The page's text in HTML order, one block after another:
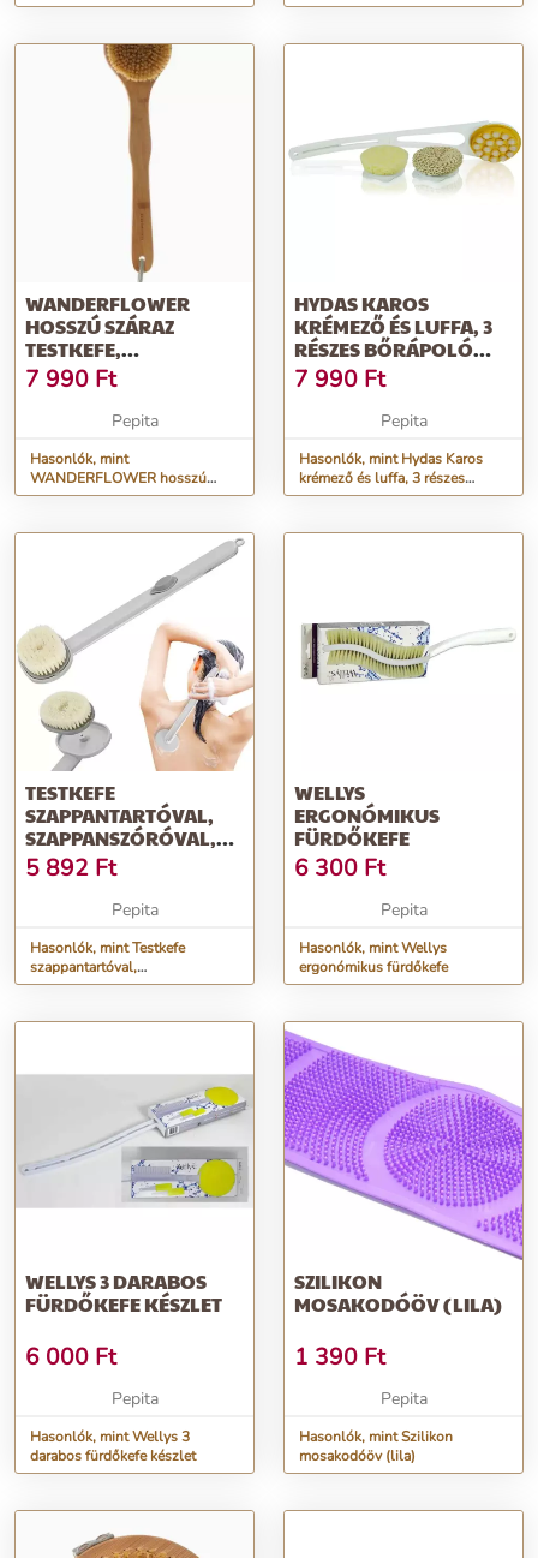
WANDERFLOWER
HOSSZÚ SZÁRAZ
TESTKEFE,
TERMÉSZETES
BAMBUSZFÁBÓL ÉS...
7 990 Ft
Pepita
Hasonlók, mint
WANDERFLOWER hosszú
száraz testkefe, természetes
HYDAS KAROS
KRÉMEZŐ ÉS LUFFA, 3
RÉSZES BŐRÁPOLÓ
SZETTEL (ÁPOLÓ, H...
7 990 Ft
Pepita
Hasonlók, mint Hydas Karos
krémező és luffa, 3 részes
bőrápoló szettel (ápoló, h...
TESTKEFE
SZAPPANTARTÓVAL,
SZAPPANSZÓRÓVAL,
LEVEHETŐ FEJJEL, 36
CM...
5 892 Ft
Pepita
Hasonlók, mint Testkefe
szappantartóval,
szappanszóróval, levehető
WELLYS
ERGONÓMIKUS
FÜRDŐKEFE
6 300 Ft
Pepita
Hasonlók, mint Wellys
ergonómikus fürdőkefe
WELLYS 3 DARABOS
FÜRDŐKEFE KÉSZLET
6 000 Ft
Pepita
Hasonlók, mint Wellys 3
darabos fürdőkefe készlet
SZILIKON
MOSAKODÓÖV (LILA)
1 390 Ft
Pepita
Hasonlók, mint Szilikon
mosakodóöv (lila)